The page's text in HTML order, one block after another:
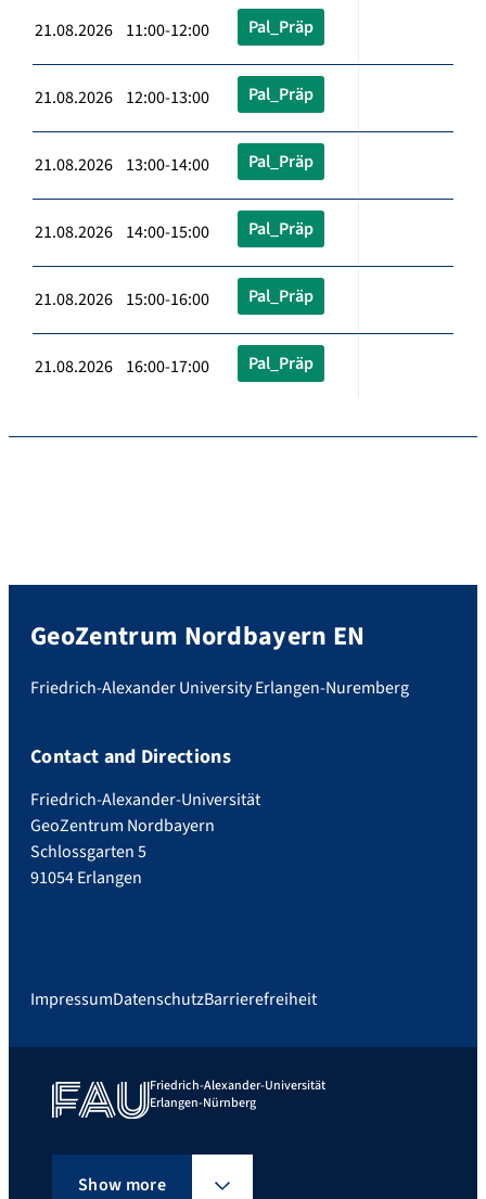
21.08.2026 11:00-12:00 Pal_Präp
21.08.2026 12:00-13:00 Pal_Präp
21.08.2026 13:00-14:00 Pal_Präp
21.08.2026 14:00-15:00 Pal_Präp
21.08.2026 15:00-16:00 Pal_Präp
21.08.2026 16:00-17:00 Pal_Präp
GeoZentrum Nordbayern EN
Friedrich-Alexander University Erlangen-Nuremberg
Contact and Directions
Friedrich-Alexander-Universität
GeoZentrum Nordbayern
Schlossgarten 5
91054 Erlangen
ImpressumDatenschutzBarrierefreiheit
Friedrich-Alexander-Universität
Erlangen-Nürnberg
Show more